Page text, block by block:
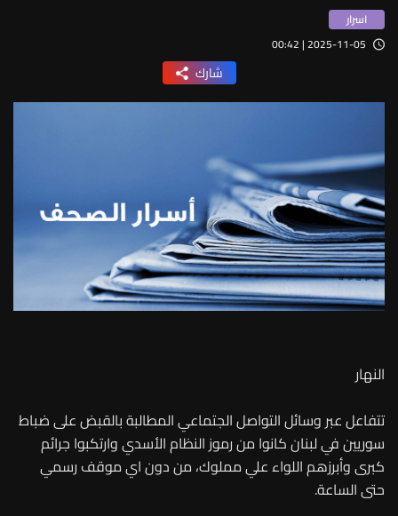
اسرار
2025-11-05 | 00:42
شارك
النهار
تتفاعل عبر وسائل التواصل الجتماعي المطالبة بالقبض على ضباط
سوريين في لبنان كانوا من رموز النظام الأسدي وارتكبوا جرائم
كبرى وأبرزهم اللواء علي مملوك، من دون اي موقف رسمي
حتى الساعة.